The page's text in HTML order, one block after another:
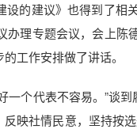
设的建议》也得到了
办理专题会议，会上
工作安排做了讲话。
一个代表不容易。”谈
映社情民意，坚持按选